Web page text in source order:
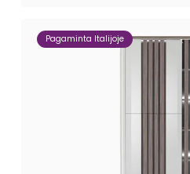
Pagaminta Italijoje